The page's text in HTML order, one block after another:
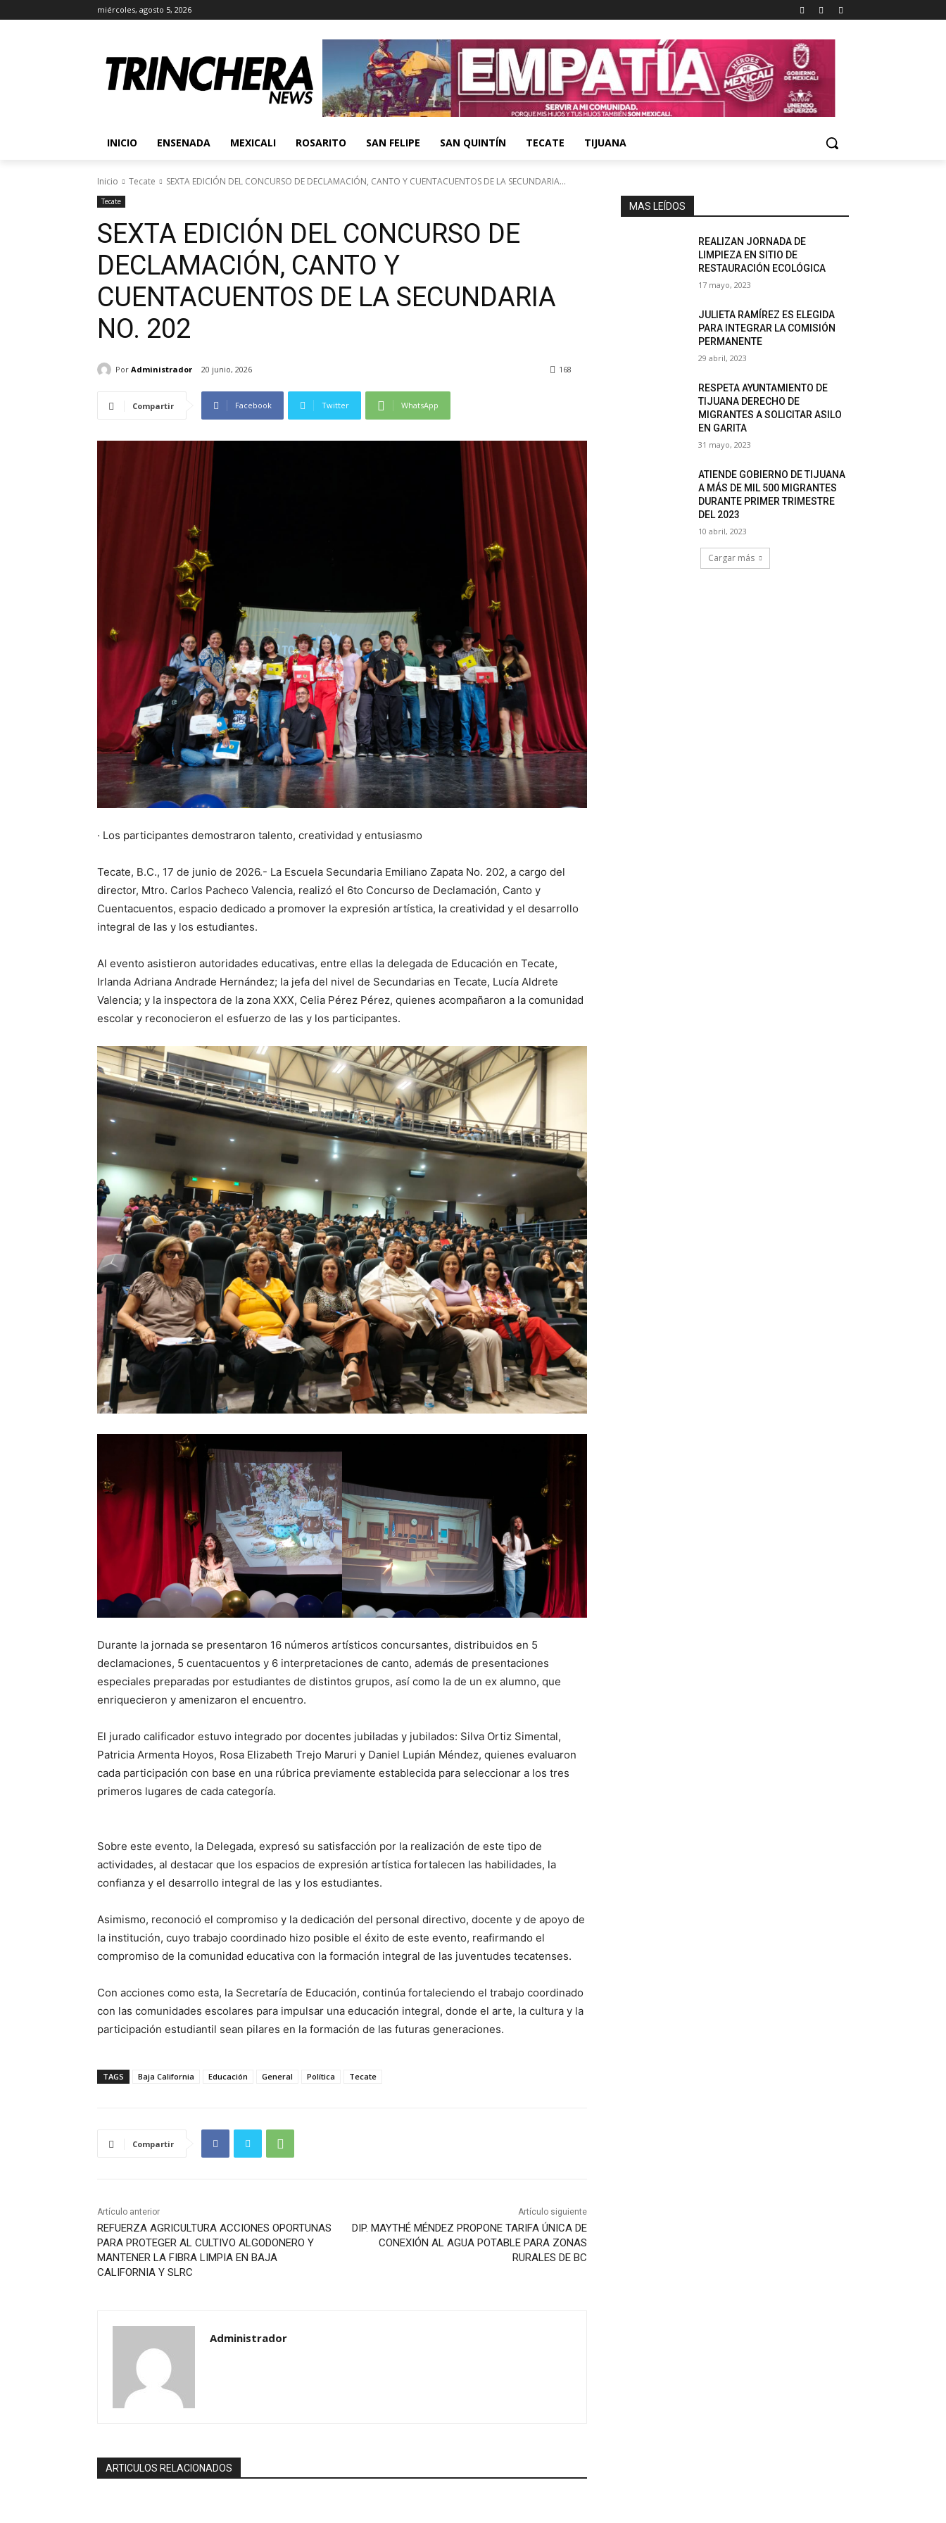
miércoles, agosto 5, 2026
INICIO ENSENADA MEXICALI ROSARITO SAN FELIPE SAN QUINTÍN TECATE TIJUANA
Inicio Tecate SEXTA EDICIÓN DEL CONCURSO DE DECLAMACIÓN, CANTO Y CUENTACUENTOS DE LA SECUNDARIA...
Tecate
SEXTA EDICIÓN DEL CONCURSO DE
DECLAMACIÓN, CANTO Y
CUENTACUENTOS DE LA SECUNDARIA
NO. 202
Por Administrador 20 junio, 2026 168
Compartir Facebook Twitter WhatsApp
· Los participantes demostraron talento, creatividad y entusiasmo
Tecate, B.C., 17 de junio de 2026.- La Escuela Secundaria Emiliano Zapata No. 202, a cargo del
director, Mtro. Carlos Pacheco Valencia, realizó el 6to Concurso de Declamación, Canto y
Cuentacuentos, espacio dedicado a promover la expresión artística, la creatividad y el desarrollo
integral de las y los estudiantes.
Al evento asistieron autoridades educativas, entre ellas la delegada de Educación en Tecate,
Irlanda Adriana Andrade Hernández; la jefa del nivel de Secundarias en Tecate, Lucía Aldrete
Valencia; y la inspectora de la zona XXX, Celia Pérez Pérez, quienes acompañaron a la comunidad
escolar y reconocieron el esfuerzo de las y los participantes.
Durante la jornada se presentaron 16 números artísticos concursantes, distribuidos en 5
declamaciones, 5 cuentacuentos y 6 interpretaciones de canto, además de presentaciones
especiales preparadas por estudiantes de distintos grupos, así como la de un ex alumno, que
enriquecieron y amenizaron el encuentro.
El jurado calificador estuvo integrado por docentes jubiladas y jubilados: Silva Ortiz Simental,
Patricia Armenta Hoyos, Rosa Elizabeth Trejo Maruri y Daniel Lupián Méndez, quienes evaluaron
cada participación con base en una rúbrica previamente establecida para seleccionar a los tres
primeros lugares de cada categoría.
Sobre este evento, la Delegada, expresó su satisfacción por la realización de este tipo de
actividades, al destacar que los espacios de expresión artística fortalecen las habilidades, la
confianza y el desarrollo integral de las y los estudiantes.
Asimismo, reconoció el compromiso y la dedicación del personal directivo, docente y de apoyo de
la institución, cuyo trabajo coordinado hizo posible el éxito de este evento, reafirmando el
compromiso de la comunidad educativa con la formación integral de las juventudes tecatenses.
Con acciones como esta, la Secretaría de Educación, continúa fortaleciendo el trabajo coordinado
con las comunidades escolares para impulsar una educación integral, donde el arte, la cultura y la
participación estudiantil sean pilares en la formación de las futuras generaciones.
TAGS Baja California Educación General Política Tecate
Compartir
Artículo anterior
REFUERZA AGRICULTURA ACCIONES OPORTUNAS
PARA PROTEGER AL CULTIVO ALGODONERO Y
MANTENER LA FIBRA LIMPIA EN BAJA
CALIFORNIA Y SLRC
Artículo siguiente
DIP. MAYTHÉ MÉNDEZ PROPONE TARIFA ÚNICA DE
CONEXIÓN AL AGUA POTABLE PARA ZONAS
RURALES DE BC
Administrador
ARTICULOS RELACIONADOS
MAS LEÍDOS
REALIZAN JORNADA DE
LIMPIEZA EN SITIO DE
RESTAURACIÓN ECOLÓGICA
17 mayo, 2023
JULIETA RAMÍREZ ES ELEGIDA
PARA INTEGRAR LA COMISIÓN
PERMANENTE
29 abril, 2023
RESPETA AYUNTAMIENTO DE
TIJUANA DERECHO DE
MIGRANTES A SOLICITAR ASILO
EN GARITA
31 mayo, 2023
ATIENDE GOBIERNO DE TIJUANA
A MÁS DE MIL 500 MIGRANTES
DURANTE PRIMER TRIMESTRE
DEL 2023
10 abril, 2023
Cargar más